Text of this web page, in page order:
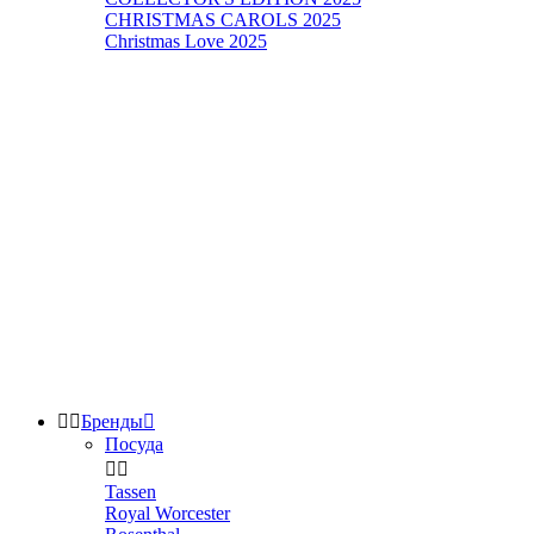
CHRISTMAS CAROLS 2025
Christmas Love 2025
 Бренды
Посуда
 
Tassen
Royal Worcester